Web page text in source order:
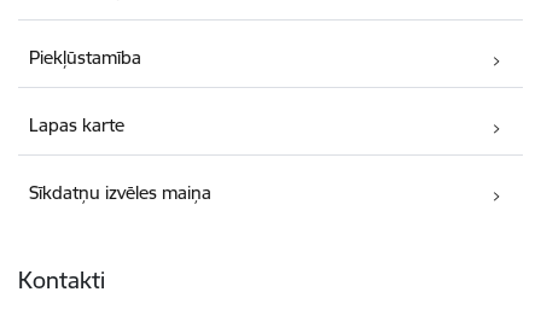
Piekļūstamība
Lapas karte
Sīkdatņu izvēles maiņa
Kontakti